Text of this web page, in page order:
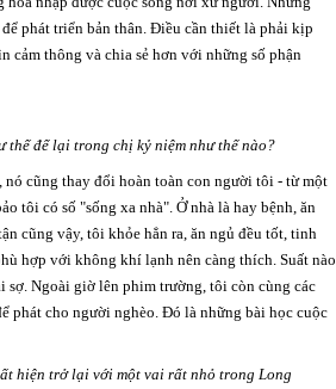
phát triển bản thân. Điều cần thiết là phải kịp
cảm thông và chia sẻ hơn với những số phận
thế để lại trong chị kỷ niệm như thế nào?
cũng thay đổi hoàn toàn con người tôi - từ một
tôi có số "sống xa nhà". Ở nhà là hay bệnh, ăn
cũng vậy, tôi khỏe hẳn ra, ăn ngủ đều tốt, tinh
hợp với không khí lạnh nên càng thích. Suất nào
sợ. Ngoài giờ lên phim trường, tôi còn cùng các
phát cho người nghèo. Đó là những bài học cuộc
hiện trở lại với một vai rất nhỏ trong Long